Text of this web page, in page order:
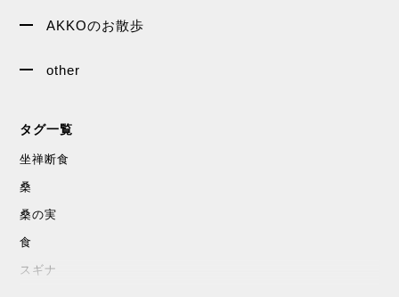
AKKOのお散歩
other
タグ一覧
坐禅断食
桑
桑の実
食
スギナ